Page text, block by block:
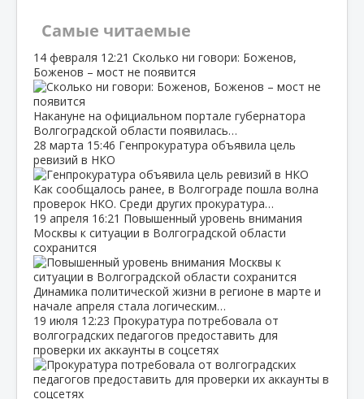
Самые читаемые
14 февраля 12:21 Сколько ни говори: Боженов,
Боженов – мост не появится
Накануне на официальном портале губернатора
Волгоградской области появилась…
28 марта 15:46 Генпрокуратура объявила цель
ревизий в НКО
Как сообщалось ранее, в Волгограде пошла волна
проверок НКО. Среди других прокуратура…
19 апреля 16:21 Повышенный уровень внимания
Москвы к ситуации в Волгоградской области
сохранится
Динамика политической жизни в регионе в марте и
начале апреля стала логическим…
19 июля 12:23 Прокуратура потребовала от
волгоградских педагогов предоставить для
проверки их аккаунты в соцсетях